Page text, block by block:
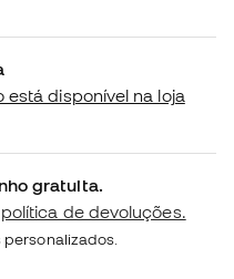
disponível na loja
gratuita.
política de devoluções.